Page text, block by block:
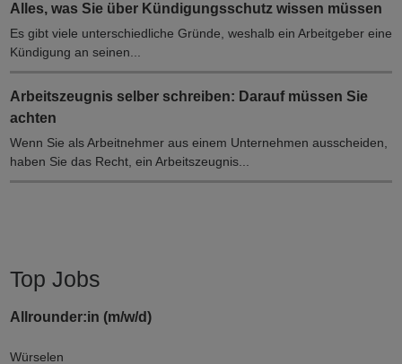
Alles, was Sie über Kündigungsschutz wissen müssen
Es gibt viele unterschiedliche Gründe, weshalb ein Arbeitgeber eine
Kündigung an seinen...
Arbeitszeugnis selber schreiben: Darauf müssen Sie
achten
Wenn Sie als Arbeitnehmer aus einem Unternehmen ausscheiden,
haben Sie das Recht, ein Arbeitszeugnis...
Top Jobs
Allrounder:in (m/w/d)
Würselen